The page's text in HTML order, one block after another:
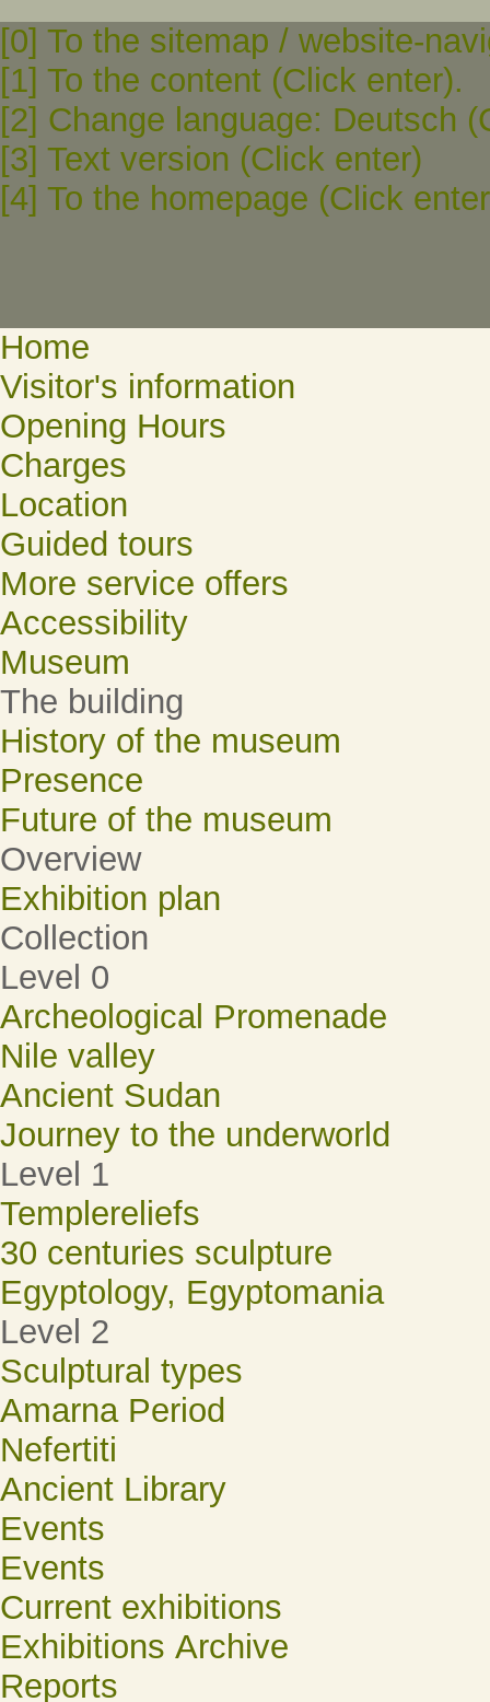
[0] To the sitemap / website-
[1] To the content (Click enter).
[2] Change language: Deutsch
[3] Text version (Click enter)
[4] To the homepage (Click
Home
Visitor's information
Opening Hours
Charges
Location
Guided tours
More service offers
Accessibility
Museum
The building
History of the museum
Presence
Future of the museum
Overview
Exhibition plan
Collection
Level 0
Archeological Promenade
Nile valley
Ancient Sudan
Journey to the underworld
Level 1
Templereliefs
30 centuries sculpture
Egyptology, Egyptomania
Level 2
Sculptural types
Amarna Period
Nefertiti
Ancient Library
Events
Events
Current exhibitions
Exhibitions Archive
Reports